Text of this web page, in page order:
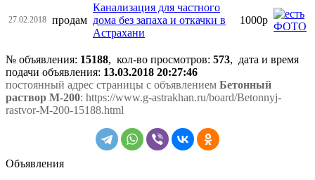
27.02.2018 продам
Канализация для частного
дома без запаха и откачки в
Астрахани
1000р
№ объявления: 15188, кол-во просмотров: 573, дата и время
подачи объявления: 13.03.2018 20:27:46
постоянный адрес страницы с объявлением Бетонный
раствор М-200: https://www.g-astrakhan.ru/board/Betonnyj-
rastvor-M-200-15188.html
Объявления